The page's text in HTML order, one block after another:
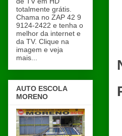
totalmente grátis.
Chama no ZAP 42 9
9124-2422 e tenha o
melhor da internet e
da TV. Clique na
imagem e veja
mais...
AUTO ESCOLA
MORENO